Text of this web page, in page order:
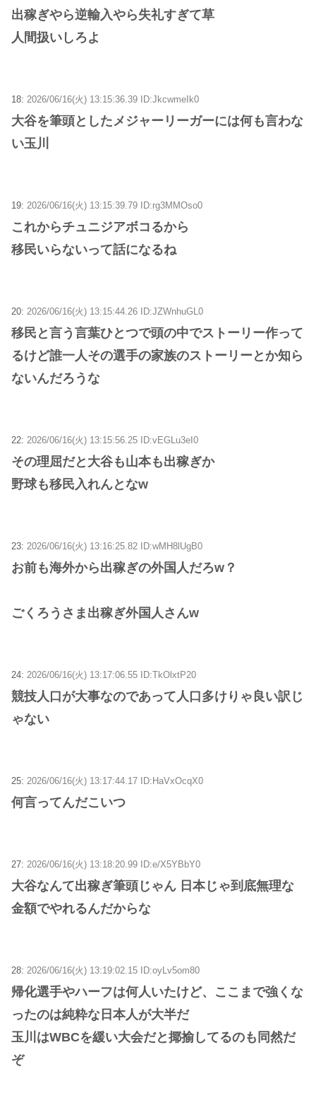
出稼ぎやら逆輸入やら失礼すぎて草
人間扱いしろよ
18: 2026/06/16(火) 13:15:36.39 ID:JkcwmeIk0
大谷を筆頭としたメジャーリーガーには何も言わな
い玉川
19: 2026/06/16(火) 13:15:39.79 ID:rg3MMOso0
これからチュニジアボコるから
移民いらないって話になるね
20: 2026/06/16(火) 13:15:44.26 ID:JZWnhuGL0
移民と言う言葉ひとつで頭の中でストーリー作って
るけど誰一人その選手の家族のストーリーとか知ら
ないんだろうな
22: 2026/06/16(火) 13:15:56.25 ID:vEGLu3eI0
その理屈だと大谷も山本も出稼ぎか
野球も移民入れんとなw
23: 2026/06/16(火) 13:16:25.82 ID:wMH8lUgB0
お前も海外から出稼ぎの外国人だろw？
ごくろうさま出稼ぎ外国人さんw
24: 2026/06/16(火) 13:17:06.55 ID:TkOlxtP20
競技人口が大事なのであって人口多けりゃ良い訳じ
ゃない
25: 2026/06/16(火) 13:17:44.17 ID:HaVxOcqX0
何言ってんだこいつ
27: 2026/06/16(火) 13:18:20.99 ID:e/X5YBbY0
大谷なんて出稼ぎ筆頭じゃん 日本じゃ到底無理な
金額でやれるんだからな
28: 2026/06/16(火) 13:19:02.15 ID:oyLv5om80
帰化選手やハーフは何人いたけど、ここまで強くな
ったのは純粋な日本人が大半だ
玉川はWBCを緩い大会だと揶揄してるのも同然だ
ぞ